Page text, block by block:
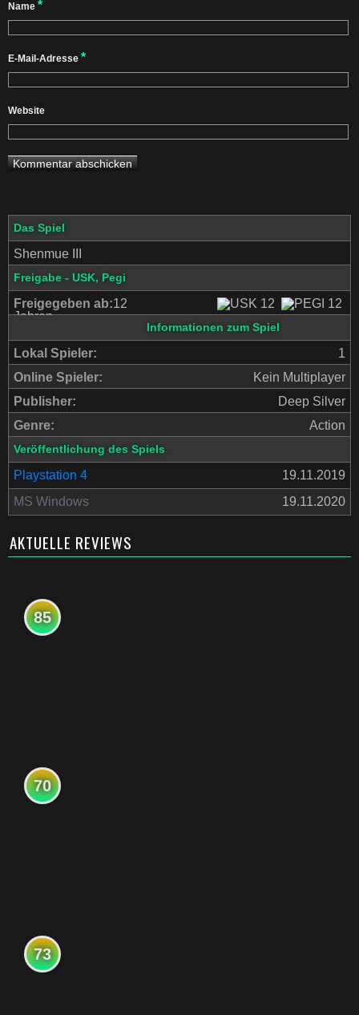
Name *
E-Mail-Adresse *
Website
Das Spiel
Shenmue III
Freigabe - USK, Pegi
Freigegeben ab:12
Jahren
Informationen zum Spiel
Lokal Spieler:
1
Online Spieler:
Kein Multiplayer
Publisher:
Deep Silver
Genre:
Action
Veröffentlichung des Spiels
Playstation 4
19.11.2019
MS Windows
19.11.2020
AKTUELLE REVIEWS
85
70
73